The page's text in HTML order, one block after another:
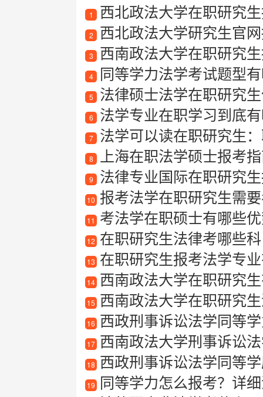
1 西北政法大学在职研究
2 西北政法大学研究生官
3 西南政法大学在职研究
4 同等学力法学考试题型
5 法律硕士法学在职研究
6 法学专业在职学习到底
7 法学可以读在职研究生
8 上海在职法学硕士报考指
9 法律专业国际在职研究
10 报考法学在职研究生需
11 考法学在职硕士有哪些
12 在职研究生法律考哪些
13 在职研究生报考法学专业
14 西南政法大学在职研究
15 西南政法大学在职研究
16 西政刑事诉讼法学同等
17 西南政法大学刑事诉讼
18 西政刑事诉讼法学同等
19 同等学力怎么报考？详